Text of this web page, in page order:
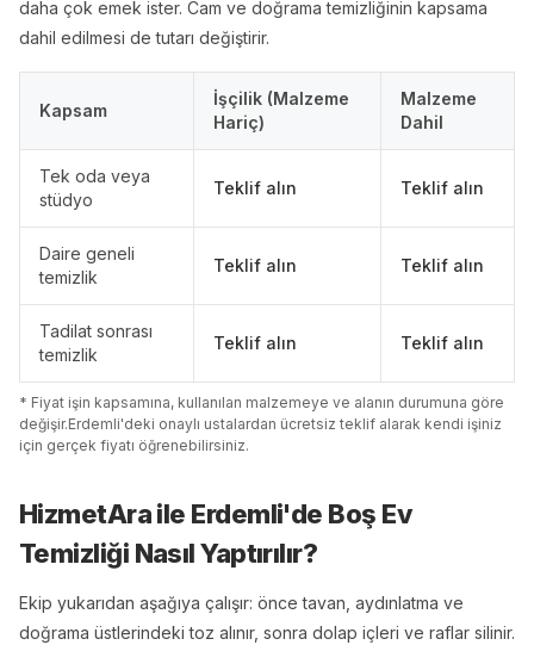
daha çok emek ister. Cam ve doğrama temizliğinin kapsama
dahil edilmesi de tutarı değiştirir.
Kapsam
İşçilik (Malzeme
Hariç)
Malzeme
Dahil
Tek oda veya
stüdyo
Teklif alın Teklif alın
Daire geneli
temizlik
Teklif alın Teklif alın
Tadilat sonrası
temizlik
Teklif alın Teklif alın
* Fiyat işin kapsamına, kullanılan malzemeye ve alanın durumuna göre
değişir.Erdemli'deki onaylı ustalardan ücretsiz teklif alarak kendi işiniz
için gerçek fiyatı öğrenebilirsiniz.
HizmetAra ile Erdemli'de Boş Ev
Temizliği Nasıl Yaptırılır?
Ekip yukarıdan aşağıya çalışır: önce tavan, aydınlatma ve
doğrama üstlerindeki toz alınır, sonra dolap içleri ve raflar silinir.